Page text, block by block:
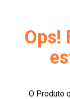
Ops!
O Produto